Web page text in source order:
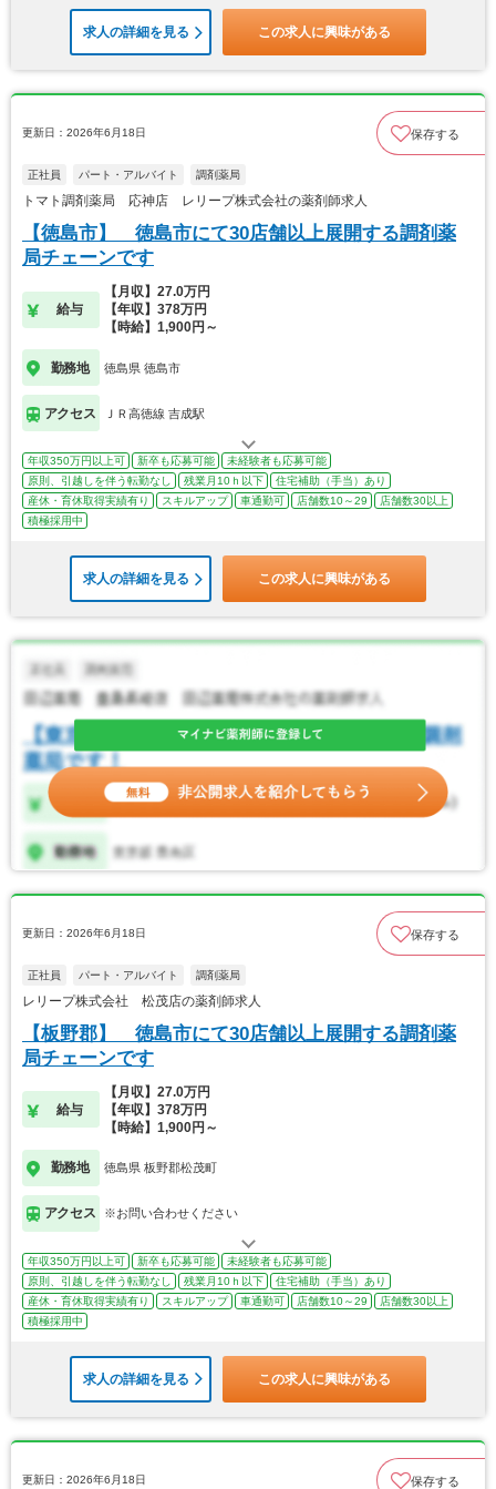
求人の詳細を見る この求人に興味がある
更新日：2026年6月18日 保存する
正社員 パート・アルバイト 調剤薬局
トマト調剤薬局 応神店 レリープ株式会社の薬剤師求人
【徳島市】 徳島市にて30店舗以上展開する調剤薬
局チェーンです
給与
【月収】27.0万円
【年収】378万円
【時給】1,900円～
勤務地 徳島県 徳島市
アクセス ＪＲ高徳線 吉成駅
年収350万円以上可 新卒も応募可能
未経験者も応募可能
原則、引越しを伴う転勤なし
残業月10ｈ以下
住宅補助（手当）あり
産休・育休取得実績有り
スキルアップ 車通勤可 店舗数10～29
店舗数30以上
積極採用中
求人の詳細を見る この求人に興味がある
更新日：2026年6月18日 保存する
正社員 パート・アルバイト 調剤薬局
レリープ株式会社 松茂店の薬剤師求人
【板野郡】 徳島市にて30店舗以上展開する調剤薬
局チェーンです
給与
【月収】27.0万円
【年収】378万円
【時給】1,900円～
勤務地 徳島県 板野郡松茂町
アクセス ※お問い合わせください
年収350万円以上可 新卒も応募可能
未経験者も応募可能
原則、引越しを伴う転勤なし
残業月10ｈ以下
住宅補助（手当）あり
産休・育休取得実績有り
スキルアップ 車通勤可 店舗数10～29
店舗数30以上
積極採用中
求人の詳細を見る この求人に興味がある
更新日：2026年6月18日 保存する